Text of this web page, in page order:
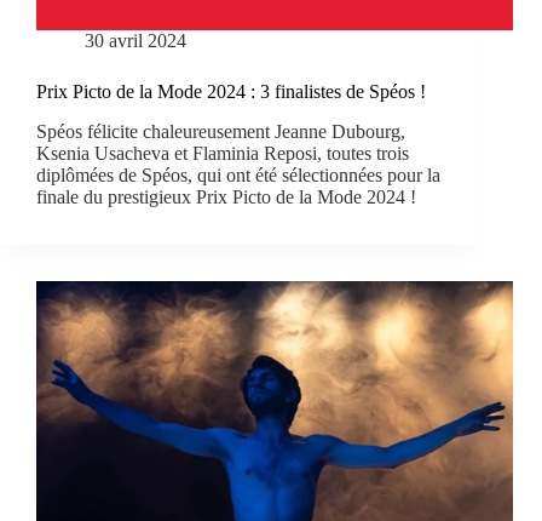
30 avril 2024
Prix Picto de la Mode 2024 : 3 finalistes de Spéos !
Spéos félicite chaleureusement Jeanne Dubourg,
Ksenia Usacheva et Flaminia Reposi, toutes trois
diplômées de Spéos, qui ont été sélectionnées pour la
finale du prestigieux Prix Picto de la Mode 2024 !